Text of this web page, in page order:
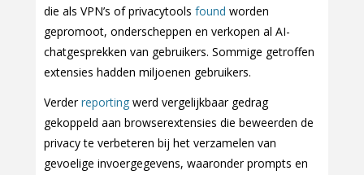
die als VPN’s of privacytools found worden
gepromoot, onderscheppen en verkopen al AI-
chatgesprekken van gebruikers. Sommige getroffen
extensies hadden miljoenen gebruikers.
Verderreporting werd vergelijkbaar gedrag
gekoppeld aan browserextensies die beweerden de
privacy te verbeteren bij het verzamelen van
gevoelige invoergegevens, waaronder prompts en